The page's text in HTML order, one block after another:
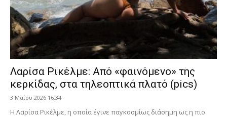
Λαρίσα Ρικέλμε: Από «φαινόμενο» της
κερκίδας, στα τηλεοπτικά πλατό (pics)
3 Μαΐου 2026 16:34
Η Λαρίσα Ρικέλμε, η οποία έγινε παγκοσμίως διάσημη ως η πιο